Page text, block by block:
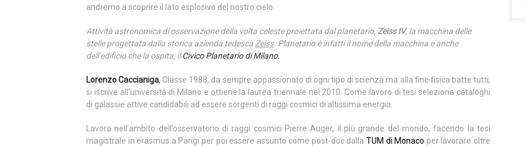
andremo a scoprire il lato esplosivo del nostro cielo.
Attività astronomica di osservazione della volta celeste proiettata dal planetario, Zeiss IV, la macchina delle
stelle progettata dalla storica azienda tedesca Zeiss. Planetario è infatti il nome della macchina e anche
dell’edificio che la ospita, ilCivico Planetario di Milano.
Lorenzo Caccianiga, Classe 1988, da sempre appassionato di ogni tipo di scienza ma alla fine fisica batte tutti,
si iscrive all’università di Milano e ottiene la laurea triennale nel 2010. Come lavoro di tesi seleziona cataloghi
di galassie attive candidabili ad essere sorgenti di raggi cosmici di altissima energia.
Lavora nell’ambito dell’osservatorio di raggi cosmici Pierre Auger, il più grande del mondo, facendo la tesi
magistrale in erasmus a Parigi per poi essere assunto come post-doc dallaTUM di Monaco per lavorare oltre